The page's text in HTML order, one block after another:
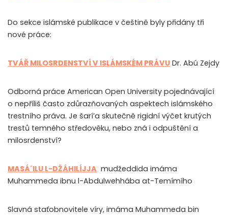
Do sekce islámské publikace v češtině byly přidány tři
nové práce:
TVÁŘ MILOSRDENSTVÍ V ISLÁMSKÉM PRÁVU Dr. Abú Zejdy
Odborná práce American Open University pojednávající
o nepříliš často zdůrazňovaných aspektech islámského
trestního práva. Je šarí’a skutečně rigidní výčet krutých
trestů temného středověku, nebo zná i odpuštění a
milosrdenství?
MASÁ´ILU L-DŽÁHILÍJJA mudžeddida imáma
Muhammeda ibnu l-Abdulwehhába at-Temímího
Slavná staťobnovitele víry, imáma Muhammeda bin